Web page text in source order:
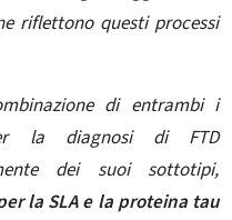
​​riflettono questi processi
di entrambi i
la diagnosi di FTD
dei suoi sottotipi,
la SLA e la proteina tau